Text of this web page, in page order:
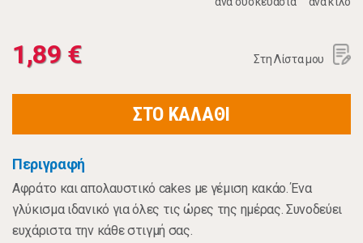
1,89 € Στη Λίστα μου
ΣΤΟ ΚΑΛΑΘΙ
Περιγραφή
Αφράτο και απολαυστικό cakes με γέμιση κακάο. Ένα
γλύκισμα ιδανικό για όλες τις ώρες της ημέρας. Συνοδεύει
ευχάριστα την κάθε στιγμή σας.